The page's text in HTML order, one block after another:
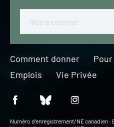
Comment donner
Emplois
Vie Privée
Numéro d’enregistrement/NE canadien :